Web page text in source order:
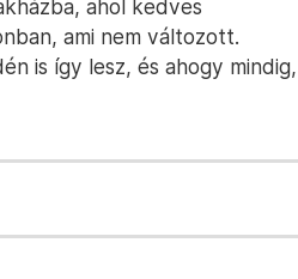
ahol kedves
ami nem változott.
is így lesz, és ahogy mindig,